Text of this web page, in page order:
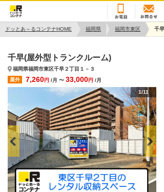
ドッとあ～るコンテナHOME 福岡県 福岡市東区 千早
千早(屋外型トランクルーム)
福岡県福岡市東区千早２丁目１－３
屋外
7,260円 /月 〜 33,000円 /月
1/11